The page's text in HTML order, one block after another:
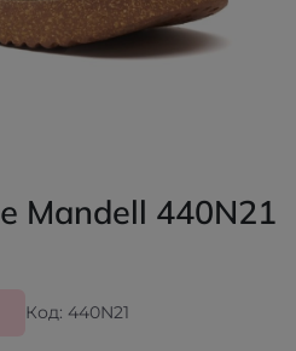
Mandell 440N21
Код: 440N21